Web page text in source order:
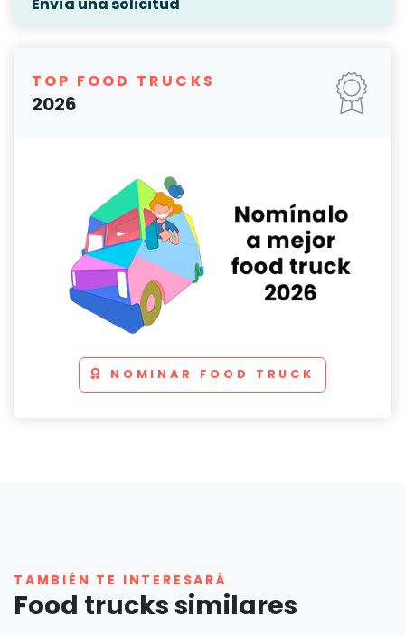
TOP FOOD TRUCKS
2026
NOMINAR FOOD TRUCK
TAMBIÉN TE INTERESARÁ
Food trucks similares